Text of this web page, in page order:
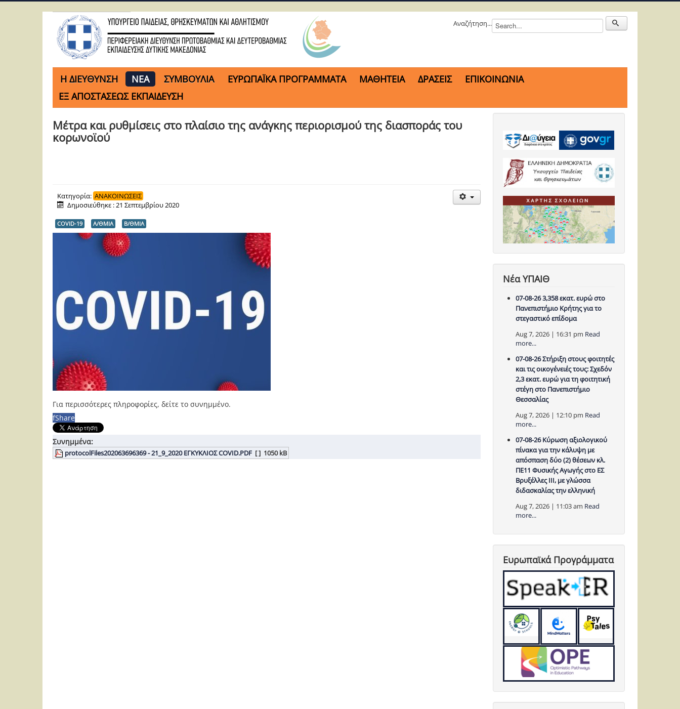
Αναζήτηση...
H ΔΙΕΥΘΥΝΣΗ ΝΕΑ ΣΥΜΒΟΥΛΙΑ ΕΥΡΩΠΑΪΚΑ ΠΡΟΓΡΑΜΜΑΤΑ ΜΑΘΗΤΕΙΑ ΔΡΑΣΕΙΣ
ΕΠΙΚΟΙΝΩΝΙΑ
ΕΞ ΑΠΟΣΤΑΣΕΩΣ ΕΚΠΑΙΔΕΥΣΗ
Μέτρα και ρυθμίσεις στο πλαίσιο της ανάγκης περιορισμού της διασποράς του
κορωνοϊού
Κατηγορία: ΑΝΑΚΟΙΝΩΣΕΙΣ
Δημοσιεύθηκε : 21 Σεπτεμβρίου 2020
COVID-19 Α/ΘΜΙΑ Β/ΘΜΙΑ
Για περισσότερες πληροφορίες, δείτε το συνημμένο.
fShare
Συνημμένα:
protocolFiles202063696369 - 21_9_2020 ΕΓΚΥΚΛΙΟΣ COVID.PDF [ ] 1050 kB
Νέα ΥΠΑΙΘ
07-08-26 3,358 εκατ. ευρώ στο
Πανεπιστήμιο Κρήτης για το
στεγαστικό επίδομα
Aug 7, 2026 | 16:31 pm Read
more...
07-08-26 Στήριξη στους φοιτητές
και τις οικογένειές τους: Σχεδόν
2,3 εκατ. ευρώ για τη φοιτητική
στέγη στο Πανεπιστήμιο
Θεσσαλίας
Aug 7, 2026 | 12:10 pm Read
more...
07-08-26 Κύρωση αξιολογικού
πίνακα για την κάλυψη με
απόσπαση δύο (2) θέσεων κλ.
ΠΕ11 Φυσικής Αγωγής στο ΕΣ
Βρυξέλλες ΙΙΙ, με γλώσσα
διδασκαλίας την ελληνική
Aug 7, 2026 | 11:03 am Read
more...
Ευρωπαϊκά Προγράμματα